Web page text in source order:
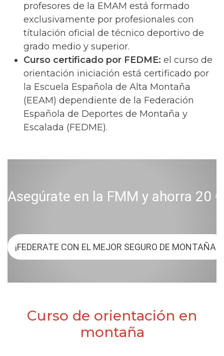
profesores de la EMAM está formado
exclusivamente por profesionales con
títulación oficial de técnico deportivo de
grado medio y superior.
Curso certificado por FEDME: el curso de
orientación iniciación está certificado por
la Escuela Española de Alta Montaña
(EEAM) dependiente de la Federación
Española de Deportes de Montaña y
Escalada (FEDME).
Asegúrate en la FMM y ahorra 20
¡FEDERATE CON EL MEJOR SEGURO DE MONTAÑA!
Curso de orientación en
montaña